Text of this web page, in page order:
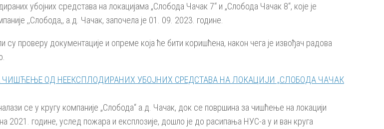
убојних средстава на локацијама „Слобода Чачак 7“ и „Слобода Чачак 8“, које је
,,Слобода,, а.д. Чачак, започела је 01. 09. 2023. године.
проверу документације и опреме која ће бити коришћена, након чега је извођач радова
се у кругу компаније „Слобода“ a.д. Чачак, док се површина за чишћење на локацији
2021. године, услед пожара и експлозије, дошло је до расипања НУС-а у и ван круга